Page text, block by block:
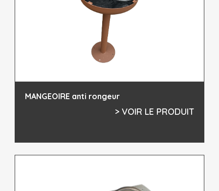
MANGEOIRE anti rongeur
> VOIR LE PRODUIT